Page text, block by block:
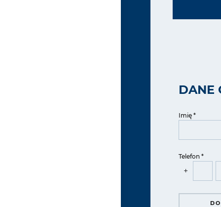
DANE
Imię *
Telefon *
+